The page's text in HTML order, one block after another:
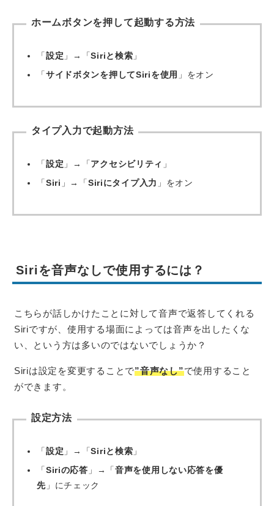
ホームボタンを押して起動する方法
「設定 」→「Siriと検索 」
「サイドボタンを押してSiriを使用 」をオン
タイプ入力で起動方法
「設定 」→「アクセシビリティ 」
「Siri 」→「Siriにタイプ入力 」をオン
Siriを音声なしで使用するには？
こちらが話しかけたことに対して音声で返答してくれる
Siriですが、使用する場面によっては音声を出したくな
い、という方は多いのではないでしょうか？
Siriは設定を変更することで”音声なし”で使用すること
ができます。
設定方法
「設定 」→「Siriと検索 」
「Siriの応答 」→「音声を使用しない応答を優
先」にチェック